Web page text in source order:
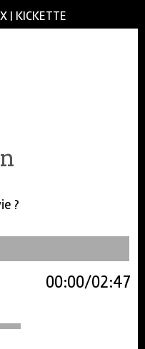
| KICKETTE
?
02:47
00:00